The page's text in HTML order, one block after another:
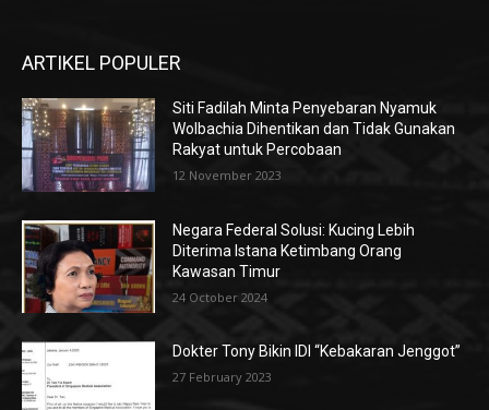
ARTIKEL POPULER
Siti Fadilah Minta Penyebaran Nyamuk
Wolbachia Dihentikan dan Tidak Gunakan
Rakyat untuk Percobaan
12 November 2023
Negara Federal Solusi: Kucing Lebih
Diterima Istana Ketimbang Orang
Kawasan Timur
24 October 2024
Dokter Tony Bikin IDI “Kebakaran Jenggot”
27 February 2023